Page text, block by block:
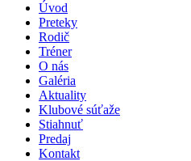
Úvod
Preteky
Rodič
Tréner
O nás
Galéria
Aktuality
Klubové súťaže
Stiahnuť
Predaj
Kontakt